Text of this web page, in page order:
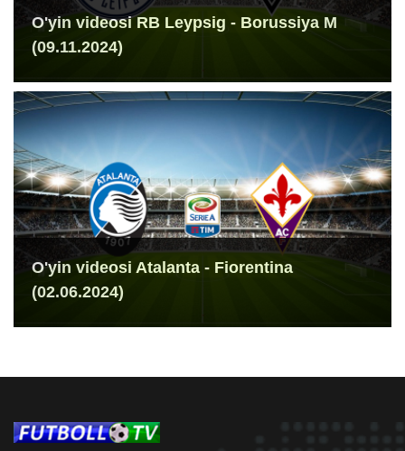
O'yin videosi RB Leypsig - Borussiya M
(09.11.2024)
O'yin videosi Atalanta - Fiorentina
(02.06.2024)